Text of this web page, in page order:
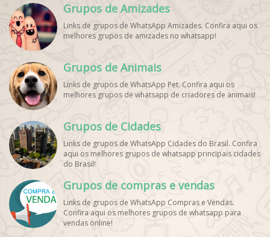
Grupos de Amizades
Links de grupos de WhatsApp Amizades. Confira aqui os
melhores grupos de amizades no whatsapp!
Grupos de Animais
Links de grupos de WhatsApp Pet. Confira aqui os
melhores grupos de whatsapp de criadores de animais!
Grupos de Cidades
Links de grupos de WhatsApp Cidades do Brasil. Confira
aqui os melhores grupos de whatsapp principais cidades
do Brasil!
Grupos de compras e vendas
Links de grupos de WhatsApp Compras e Vendas.
Confira aqui os melhores grupos de whatsapp para
vendas online!